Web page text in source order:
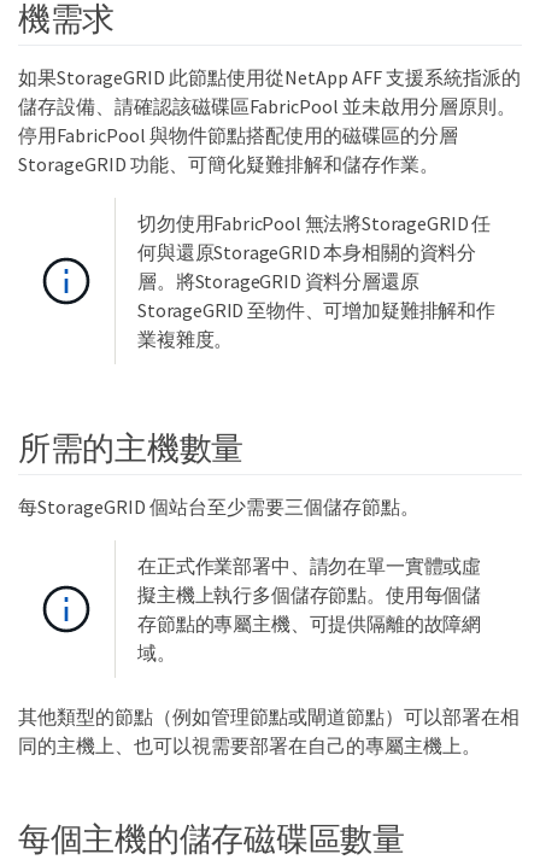
機需求
如果StorageGRID 此節點使用從NetApp AFF 支援系統指派的
儲存設備、請確認該磁碟區FabricPool 並未啟用分層原則。
停用FabricPool 與物件節點搭配使用的磁碟區的分層
StorageGRID 功能、可簡化疑難排解和儲存作業。
切勿使用FabricPool 無法將StorageGRID 任
何與還原StorageGRID 本身相關的資料分
層。將StorageGRID 資料分層還原
StorageGRID 至物件、可增加疑難排解和作
業複雜度。
所需的主機數量
每StorageGRID 個站台至少需要三個儲存節點。
在正式作業部署中、請勿在單一實體或虛
擬主機上執行多個儲存節點。使用每個儲
存節點的專屬主機、可提供隔離的故障網
域。
其他類型的節點（例如管理節點或閘道節點）可以部署在相
同的主機上、也可以視需要部署在自己的專屬主機上。
每個主機的儲存磁碟區數量